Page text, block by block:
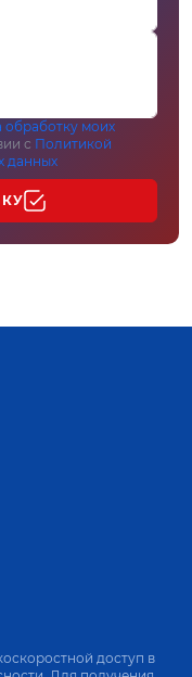
обработку моих
с Политикой
данных
доступ в